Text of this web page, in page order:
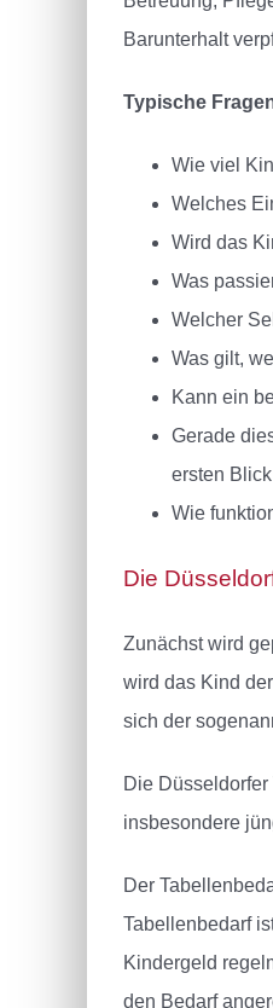
Barunterhalt
Typische
Wie viel
Welches
Wird das
Was
Welcher
Was gilt,
Kann ein
Gerade
ersten
Wie
Die
Zunächst wird
wird das Kind
sich der
Die
insbesondere
Der
Tabellenbedarf
Kindergeld
den Bedarf